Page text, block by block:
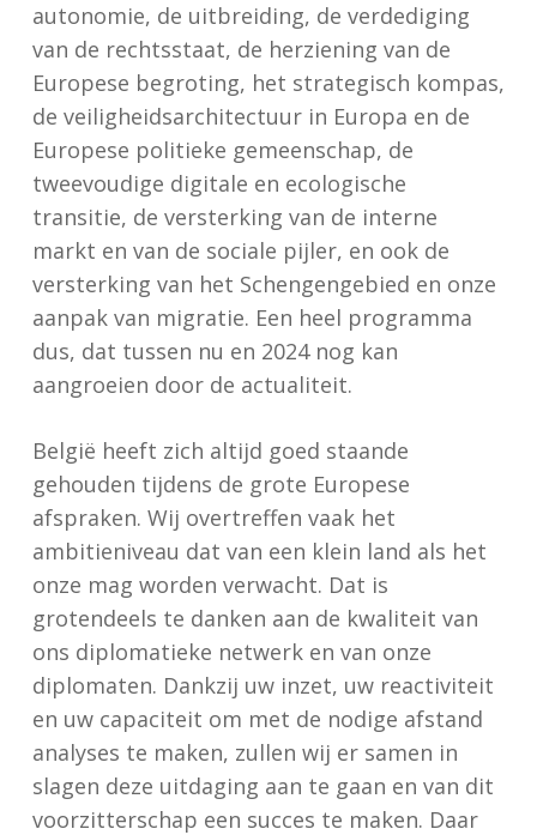
autonomie, de uitbreiding, de verdediging
van de rechtsstaat, de herziening van de
Europese begroting, het strategisch kompas,
de veiligheidsarchitectuur in Europa en de
Europese politieke gemeenschap, de
tweevoudige digitale en ecologische
transitie, de versterking van de interne
markt en van de sociale pijler, en ook de
versterking van het Schengengebied en onze
aanpak van migratie. Een heel programma
dus, dat tussen nu en 2024 nog kan
aangroeien door de actualiteit.
België heeft zich altijd goed staande
gehouden tijdens de grote Europese
afspraken. Wij overtreffen vaak het
ambitieniveau dat van een klein land als het
onze mag worden verwacht. Dat is
grotendeels te danken aan de kwaliteit van
ons diplomatieke netwerk en van onze
diplomaten. Dankzij uw inzet, uw reactiviteit
en uw capaciteit om met de nodige afstand
analyses te maken, zullen wij er samen in
slagen deze uitdaging aan te gaan en van dit
voorzitterschap een succes te maken. Daar